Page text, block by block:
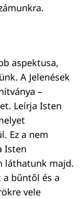
aspektusa,
A Jelenések
–
Leírja Isten
Ez a nem
Isten
láthatunk majd.
bűntől és a
vele